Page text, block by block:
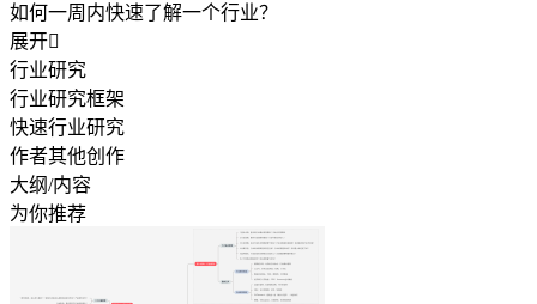
如何一周内快速了解一个行业？
展开
行业研究
行业研究框架
快速行业研究
作者其他创作
大纲/内容
为你推荐